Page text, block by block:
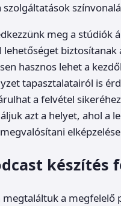
szolgáltatások
meg a stúdiók
lehetőséget
hasznos lehet a
tapasztalatairól is
a felvétel
azt a helyet, ahol a
készítés
megtaláltuk a megfelelő